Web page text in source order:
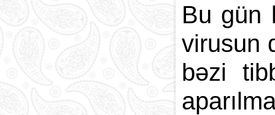
Bu gün
virusun
bəzi